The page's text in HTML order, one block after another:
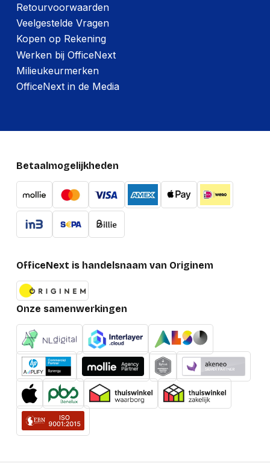
Retourvoorwaarden
Veelgestelde Vragen
Kopen op Rekening
Werken bij OfficeNext
Milieukeurmerken
OfficeNext in de Media
Betaalmogelijkheden
OfficeNext is handelsnaam van Originem
Onze samenwerkingen